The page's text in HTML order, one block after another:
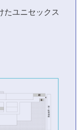
たユニセックス